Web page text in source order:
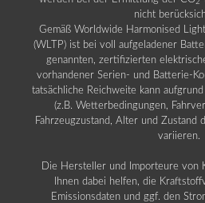
nicht
Gemäß Worldwide Harmonised
(WLTP) ist bei voll aufgeladener
genannten, zertifizierten
vorhandener Serien- und Batterie-
tatsächliche Reichweite kann
(z.B. Wetterbedingungen,
Fahrzeugzustand, Alter und Zustand
variieren.
Die Hersteller und Importeure von
Ihnen dabei helfen, die
Emissionsdaten und ggf. den